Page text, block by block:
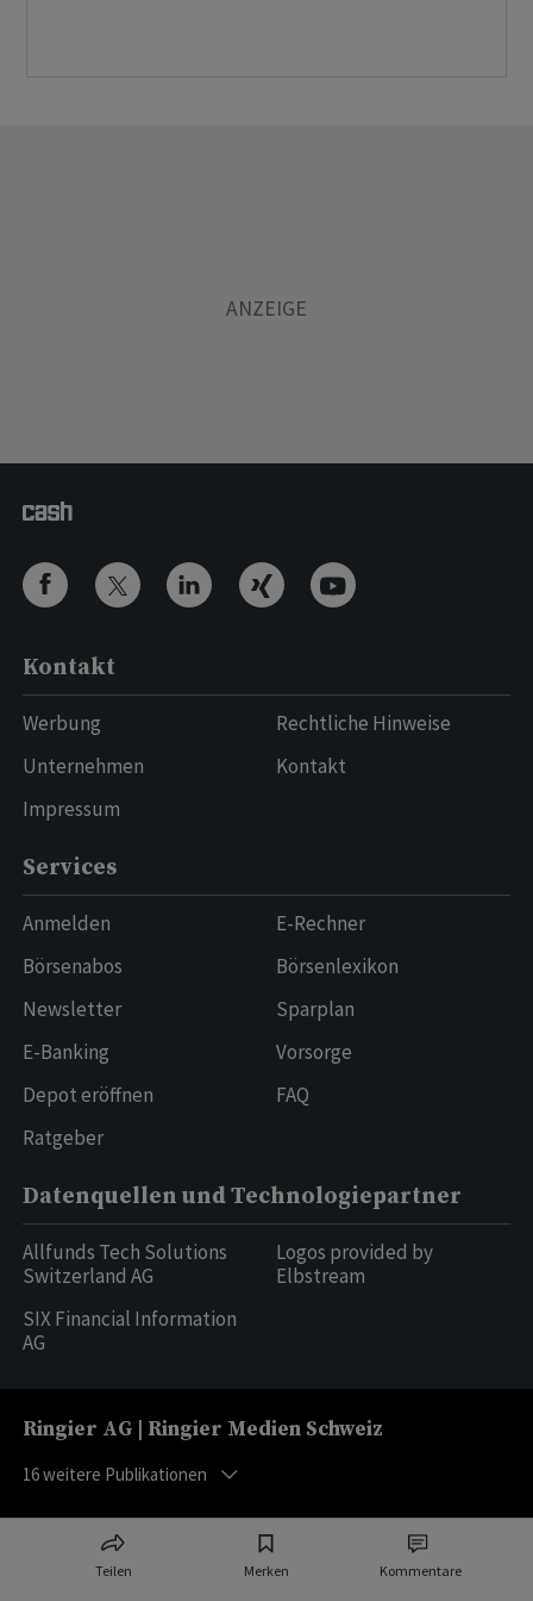
Teilen Merken Kommentare
Kontakt
Werbung
Unternehmen
Impressum
Rechtliche Hinweise
Kontakt
Services
Anmelden
Börsenabos
Newsletter
E-Banking
Depot eröffnen
Ratgeber
E-Rechner
Börsenlexikon
Sparplan
Vorsorge
FAQ
Datenquellen und Technologiepartner
Allfunds Tech Solutions
Switzerland AG
SIX Financial Information
AG
Logos provided by
Elbstream
Ringier AG | Ringier Medien Schweiz
16weitere Publikationen